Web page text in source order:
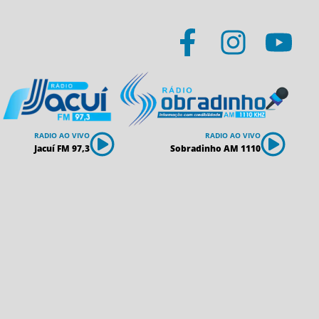
RADIO AO VIVO
Jacuí FM 97,3
RADIO AO VIVO
Sobradinho AM 1110